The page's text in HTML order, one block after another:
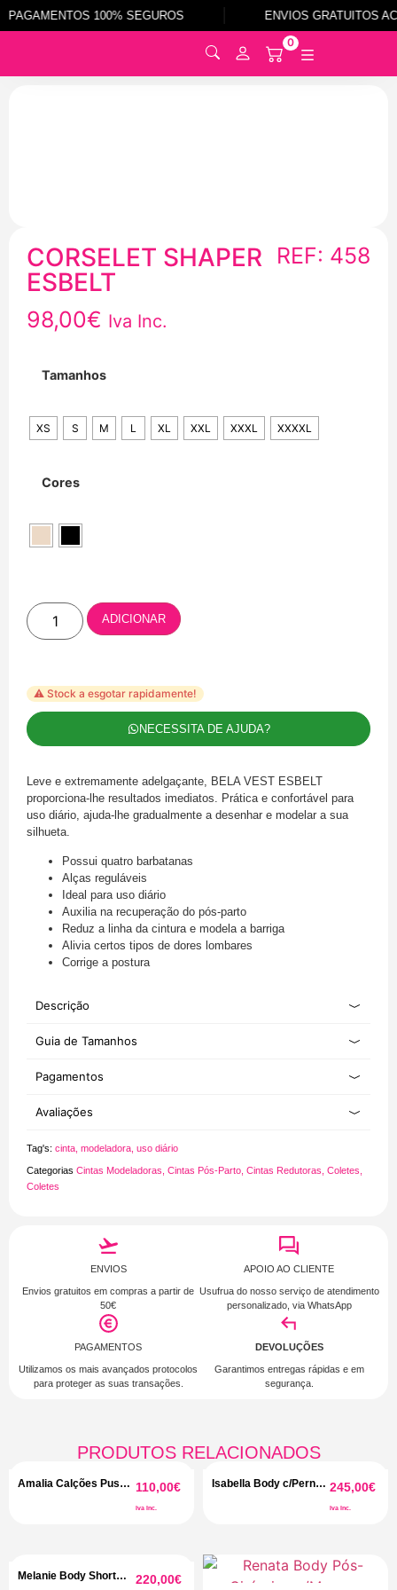
PAGAMENTOS 100% SEGUROS ENVIOS GRATUITOS
0
0
CORSELET SHAPER
ESBELT
REF: 458
98,00€ Iva Inc.
Tamanhos
XS S M L XL XXL XXXL XXXXL
Cores
ADICIONAR
⚠️ Stock a esgotar rapidamente!
NECESSITA DE AJUDA?
Leve e extremamente adelgaçante, BELA VEST ESBELT
proporciona-lhe resultados imediatos. Prática e confortável para
uso diário, ajuda-lhe gradualmente a desenhar e modelar a sua
silhueta.
Possui quatro barbatanas
Alças reguláveis
Ideal para uso diário
Auxilia na recuperação do pós-parto
Reduz a linha da cintura e modela a barriga
Alivia certos tipos de dores lombares
Corrige a postura
Descrição
Guia de Tamanhos
Pagamentos
Avaliações
Tag's: cinta modeladora uso diário
Categorias Cintas Modeladoras Cintas Pós-Parto Cintas Redutoras Coletes
Coletes
ENVIOS
Envios gratuitos em compras a partir de
50€
APOIO AO CLIENTE
Usufrua do nosso serviço de atendimento
personalizado, via WhatsApp
PAGAMENTOS
Utilizamos os mais avançados protocolos
para proteger as suas transações.
DEVOLUÇÕES
Garantimos entregas rápidas e em
segurança.
PRODUTOS RELACIONADOS
Amalia Calções Push- 110,00€
Iva Inc.
Isabella Body c/Pernas 245,00€
Iva Inc.
Melanie Body Short
220,00€